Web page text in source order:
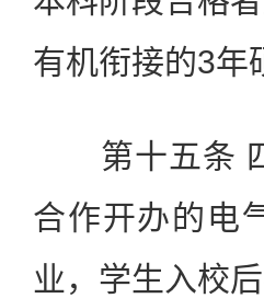
有机衔接的3年
第十五条 四
合作开办的电
业，学生入校